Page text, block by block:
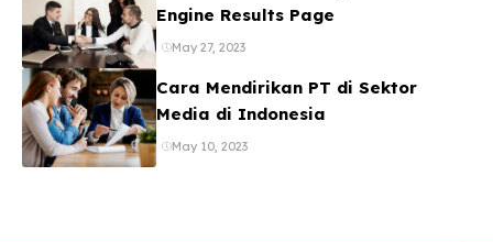
Engine Results Page
May 27, 2023
Cara Mendirikan PT di Sektor
Media di Indonesia
May 10, 2023